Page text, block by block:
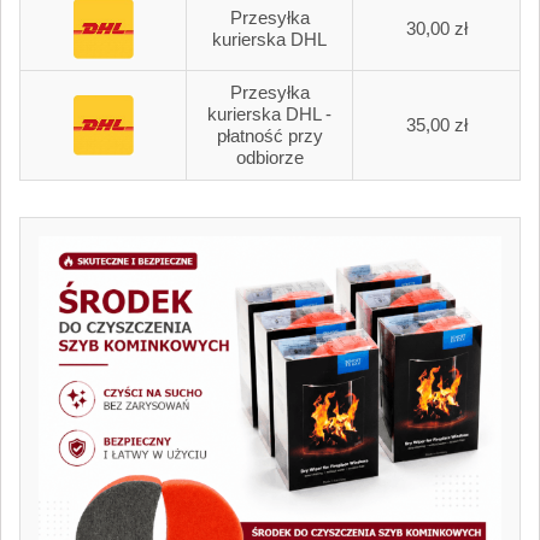
Przesyłka
kurierska DHL
30,00 zł
Przesyłka
kurierska DHL -
płatność przy
odbiorze
35,00 zł